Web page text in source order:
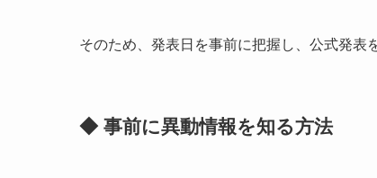
そのため、発表日を事前に把握し、公式発表
◆ 事前に異動情報を知る方法